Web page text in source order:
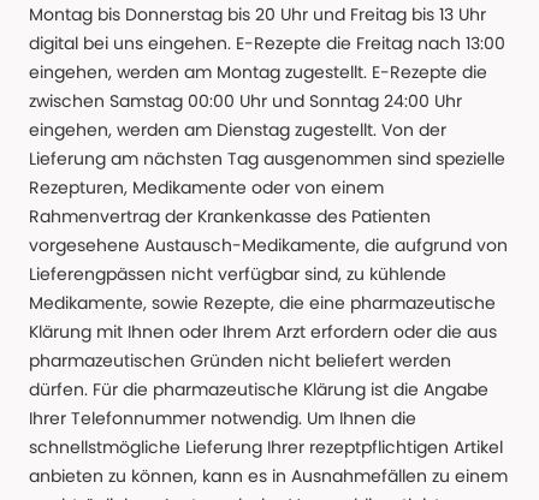
Montag bis Donnerstag bis 20 Uhr und Freitag bis 13 Uhr
digital bei uns eingehen. E-Rezepte die Freitag nach 13:00
eingehen, werden am Montag zugestellt. E-Rezepte die
zwischen Samstag 00:00 Uhr und Sonntag 24:00 Uhr
eingehen, werden am Dienstag zugestellt. Von der
Lieferung am nächsten Tag ausgenommen sind spezielle
Rezepturen, Medikamente oder von einem
Rahmenvertrag der Krankenkasse des Patienten
vorgesehene Austausch-Medikamente, die aufgrund von
Lieferengpässen nicht verfügbar sind, zu kühlende
Medikamente, sowie Rezepte, die eine pharmazeutische
Klärung mit Ihnen oder Ihrem Arzt erfordern oder die aus
pharmazeutischen Gründen nicht beliefert werden
dürfen. Für die pharmazeutische Klärung ist die Angabe
Ihrer Telefonnummer notwendig. Um Ihnen die
schnellstmögliche Lieferung Ihrer rezeptpflichtigen Artikel
anbieten zu können, kann es in Ausnahmefällen zu einem